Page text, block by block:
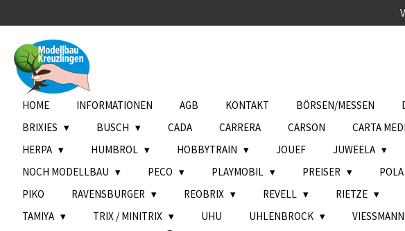
Hauptinhalt
springen
HOME INFORMATIONEN AGB KONTAKT BÖRSEN/MESSEN
BRIXIES
BUSCH CADA CARRERA CARSON CARTA
HERPA
HUMBROL HOBBYTRAIN JOUEF JUWEELA
NOCH MODELLBAU
PECO PLAYMOBIL PREISER POLA
PIKO
RAVENSBURGER REOBRIX REVELL RIETZE
TAMIYA
TRIX / MINITRIX UHU UHLENBROCK VIESSMANN